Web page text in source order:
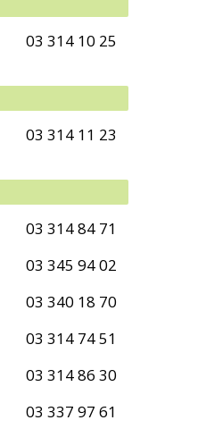
03 314 10 25
03 314 11 23
03 314 84 71
03 345 94 02
03 340 18 70
03 314 74 51
03 314 86 30
03 337 97 61